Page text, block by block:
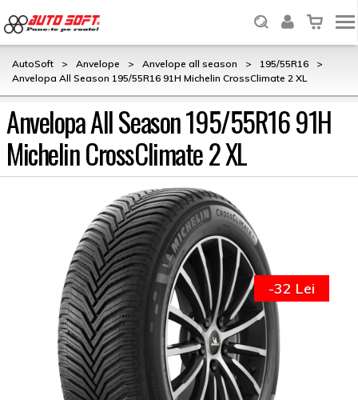
AutoSoft > Anvelope > Anvelope all season > 195/55R16
>
Anvelopa All Season 195/55R16 91H Michelin CrossClimate 2 XL
Anvelopa All Season 195/55R16 91H
Michelin CrossClimate 2 XL
-32 Lei